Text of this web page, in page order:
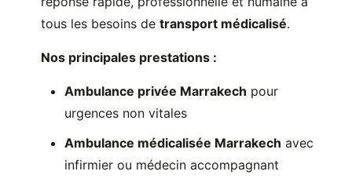
tous les besoins detransport médicalisé.
Nos principales prestations :
Ambulance privée Marrakech pour
urgences non vitales
Ambulance médicalisée Marrakech avec
infirmier ou médecin accompagnant